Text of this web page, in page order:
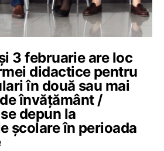
3 februarie are loc
didactice pentru
în două sau mai
învățământ /
depun la
școlare în perioada